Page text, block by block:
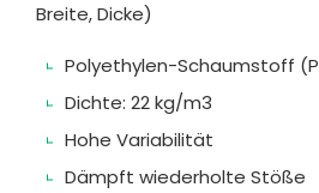
Breite, Dicke)
Polyethylen-Schaumstoff
Dichte: 22 kg/m3
Hohe Variabilität
Dämpft wiederholte Stöße